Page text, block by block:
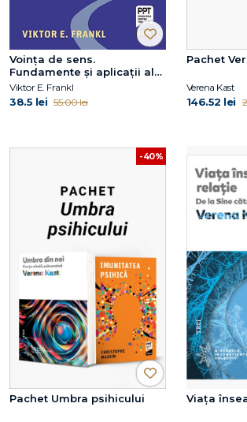
Voința de sens.
Fundamente și aplicații ale
logoterapiei
Viktor E. Frankl
38.5 lei 55.00 lei
Pachet
Verena Kast
146.52 lei
-40%
Pachet Umbra psihicului Viața